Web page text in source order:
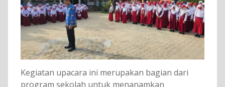
Kegiatan upacara ini merupakan bagian dari
program sekolah untuk menanamkan